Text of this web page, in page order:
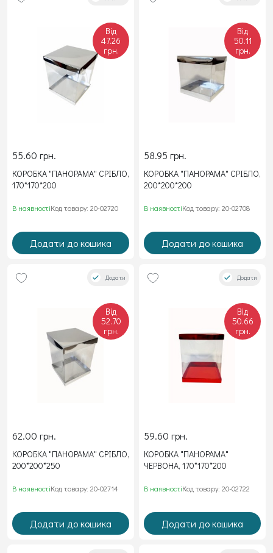
Від
47.26
грн.
55.60 грн.
КОРОБКА "ПАНОРАМА" СРІБЛО,
170*170*200
В наявностіКод товару: 20-02720
Додати до кошика
Від
50.11
грн.
58.95 грн.
КОРОБКА "ПАНОРАМА" СРІБЛО,
200*200*200
В наявностіКод товару: 20-02708
Додати до кошика
Додати
Від
52.70
грн.
62.00 грн.
КОРОБКА "ПАНОРАМА" СРІБЛО,
200*200*250
В наявностіКод товару: 20-02714
Додати до кошика
Додати
Від
50.66
грн.
59.60 грн.
КОРОБКА "ПАНОРАМА"
ЧЕРВОНА, 170*170*200
В наявностіКод товару: 20-02722
Додати до кошика